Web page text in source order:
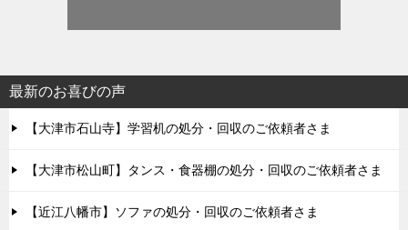
最新のお喜びの声
【大津市石山寺】学習机の処分・回収のご依頼者さま
【大津市松山町】タンス・食器棚の処分・回収のご依頼者さま
【近江八幡市】ソファの処分・回収のご依頼者さま